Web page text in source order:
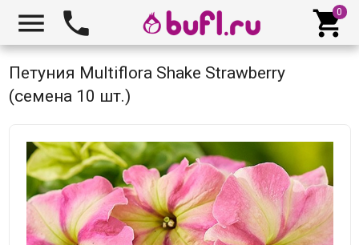
  
Петуния Multiflora Shake Strawberry
(семена 10 шт.)